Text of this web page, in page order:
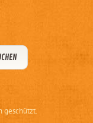
geschützt.